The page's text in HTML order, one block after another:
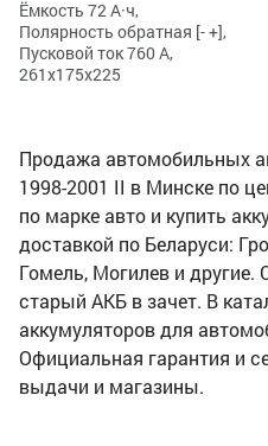
Ёмкость 72 А·ч,
Полярность обратная [- +],
Пусковой ток 760 А,
261x175x225
Продажа автомобильных
1998-2001 II в Минске по
по марке авто и купить
доставкой по Беларуси:
Гомель, Могилев и другие.
старый АКБ в зачет. В
аккумуляторов для
Официальная гарантия и
выдачи и магазины.